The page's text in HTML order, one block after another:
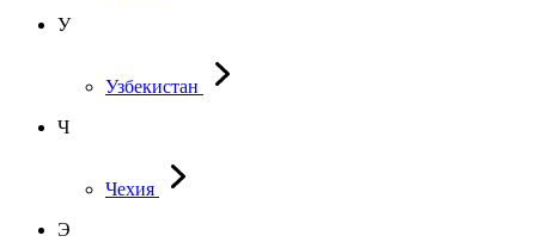
У
Узбекистан
Ч
Чехия
Э